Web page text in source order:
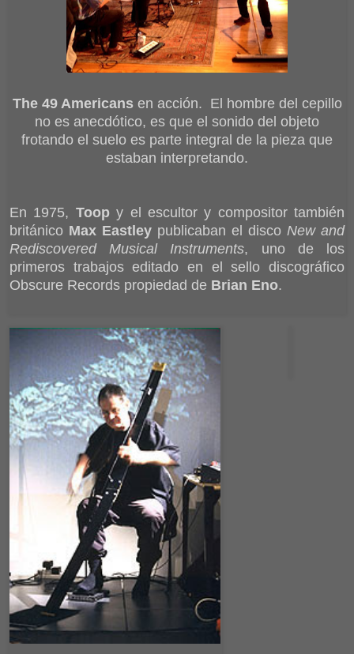
The 49 Americans en acción. El hombre del cepillo
no es anecdótico, es que el sonido del objeto
frotando el suelo es parte integral de la pieza que
estaban interpretando.
En 1975, Toopy el escultor y compositor también
británico Max Eastley publicaban el disco New and
Rediscovered Musical Instruments, uno de los
primeros trabajos editado en el sello discográfico
Obscure Records propiedad de Brian Eno.